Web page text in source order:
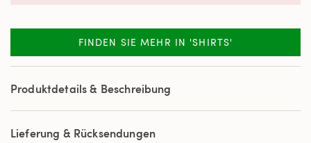
Bewertung.
Reviews.
Link
derselben
FINDEN SIE MEHR IN 'SHIRTS'
Produktdetails & Beschreibung
Lieferung & Rücksendungen